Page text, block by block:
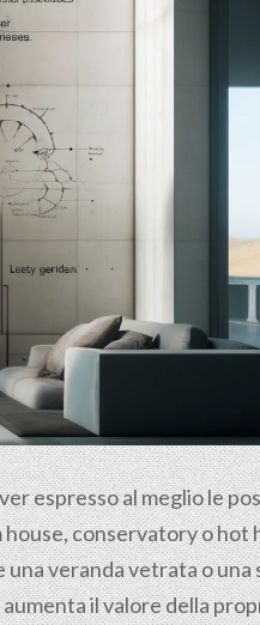
espresso al meglio le
conservatory o hot
veranda vetrata o una
il valore della